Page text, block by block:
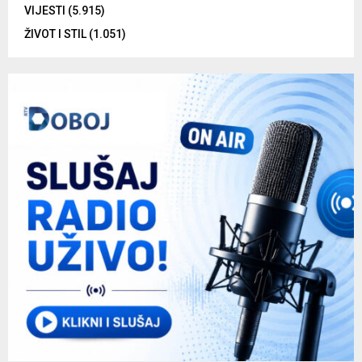
VIJESTI (5.915)
ŽIVOT I STIL (1.051)